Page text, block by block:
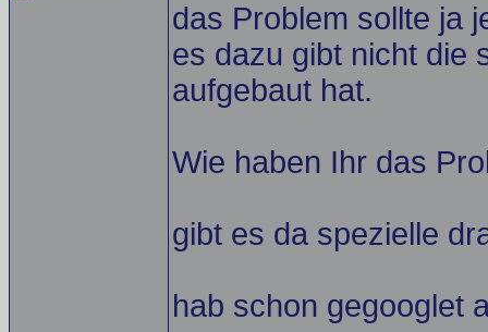
das Problem sollte ja
es dazu gibt nicht die
aufgebaut hat.
Wie haben Ihr das
gibt es da spezielle
hab schon gegooglet